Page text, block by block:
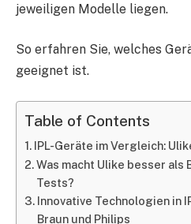
jeweiligen Modelle liegen.
So erfahren Sie, welches
geeignet ist.
Table of Contents
IPL-Geräte im Vergleich:
Was macht Ulike besser als
Tests?
Innovative Technologien in
Braun und Philips